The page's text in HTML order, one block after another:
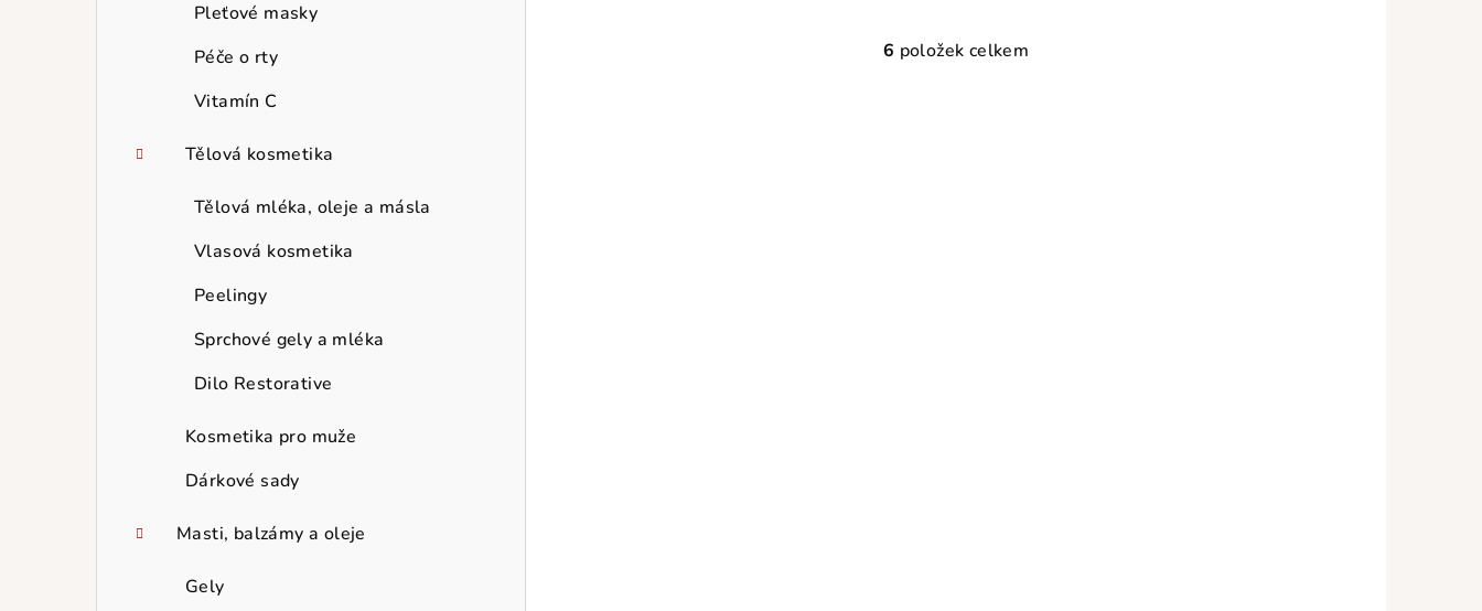
Pleťové masky
Péče o rty
Vitamín C
Tělová kosmetika
Tělová mléka, oleje a másla
Vlasová kosmetika
Peelingy
Sprchové gely a mléka
Dilo Restorative
Kosmetika pro muže
Dárkové sady
Masti, balzámy a oleje
Gely
O
6 položek celkem